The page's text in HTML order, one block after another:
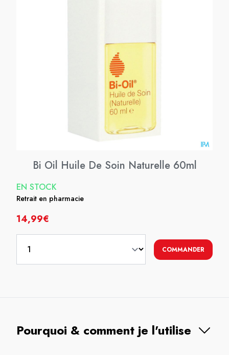
Bi Oil Huile De Soin Naturelle 60ml
EN STOCK
Retrait en pharmacie
14,99€
COMMANDER
Pourquoi & comment je l'utilise